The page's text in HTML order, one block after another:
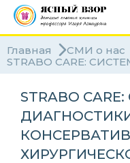
Главная
СМИ о нас
STRABO CARE:
STRABO